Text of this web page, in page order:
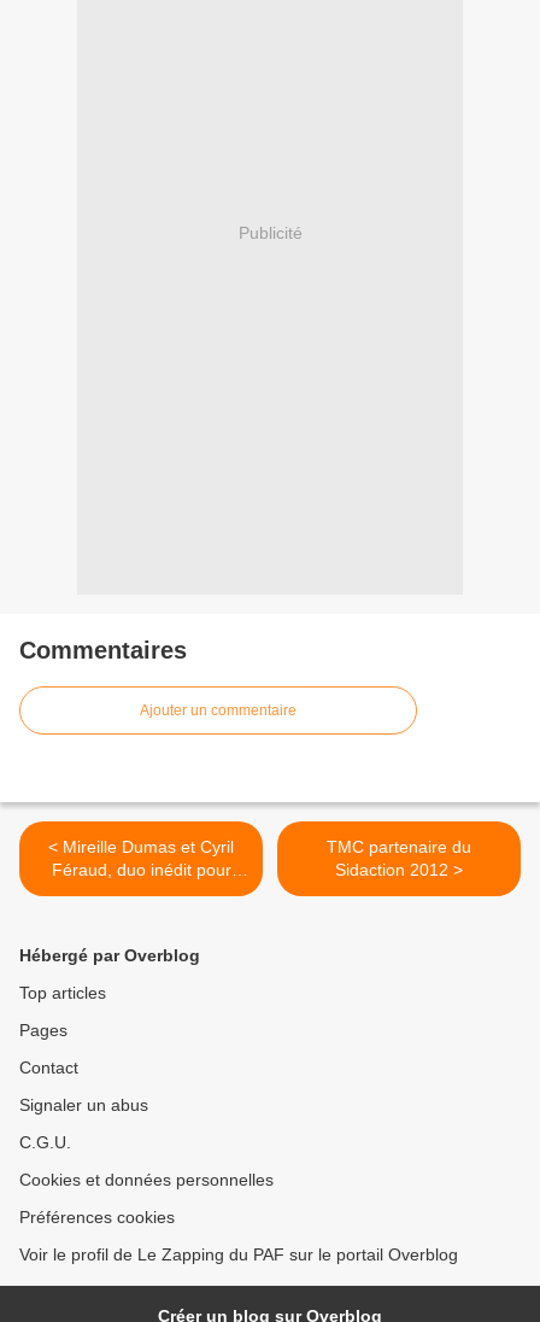
Publicité
Commentaires
Ajouter un commentaire
< Mireille Dumas et Cyril
Féraud, duo inédit pour
présenter l'Eurovision sur
TMC partenaire du
Sidaction 2012 >
Hébergé par Overblog
Top articles
Pages
Contact
Signaler un abus
C.G.U.
Cookies et données personnelles
Préférences cookies
Voir le profil de Le Zapping du PAF sur le portail Overblog
Créer un blog sur Overblog